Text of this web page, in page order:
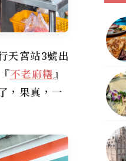
天宮站3號出
不老麻糬』
，果真，一